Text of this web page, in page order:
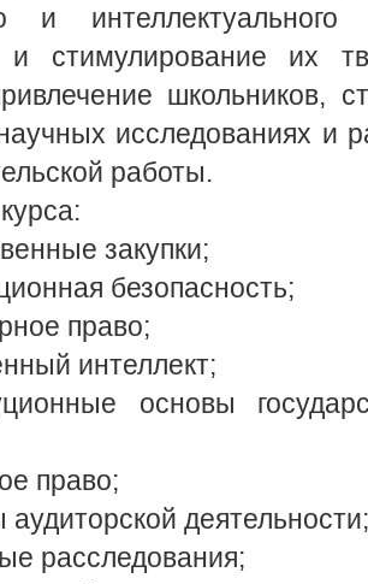
и интеллектуального
и стимулирование их
школьников,
исследованиях и
работы.
закупки;
безопасность;
право;
интеллект;
основы
право;
деятельности;
расследования;